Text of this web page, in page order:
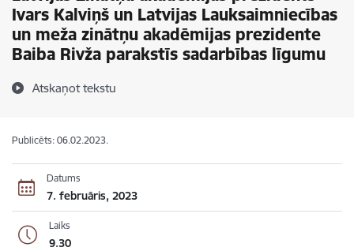
Ivars Kalviņš un Latvijas Lauksaimniecības
un meža zinātņu akadēmijas prezidente
Baiba Rivža parakstīs sadarbības līgumu
Atskaņot tekstu
Publicēts: 06.02.2023.
Datums
7. februāris, 2023
Laiks
9.30